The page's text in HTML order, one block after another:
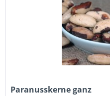
Paranusskerne ganz